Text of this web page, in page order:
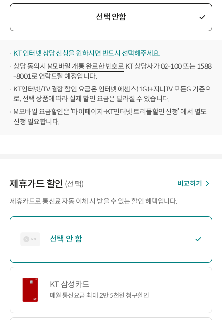
선택 안함
KT 인터넷 상담 신청을 원하시면 반드시 선택해주세요.
상담 동의시 M모바일 개통 완료한 번호로 KT 상담사가 02-100 또는 1588
-8001로 연락드릴 예정입니다.
KT인터넷/TV 결합 할인 요금은 인터넷 에센스(1G)+지니TV 모든G 기준으
로, 선택 상품에 따라 실제 할인 요금은 달라질 수 있습니다.
M모바일 요금할인은 ‘마이페이지-KT인터넷 트리플할인 신청’ 에서 별도
신청 필요합니다.
제휴카드 할인 (선택) 비교하기
제휴카드로 통신료 자동 이체 시 받을 수 있는 할인 혜택입니다.
선택 안 함
KT 삼성카드
매월 통신요금 최대 2만 5천원 청구할인